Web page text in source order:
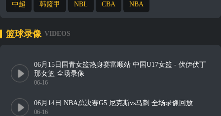
中超 韩篮甲 NBL CBA NBA
篮球录像 VIDEOS
06月15日国青女篮热身赛富顺站 中国U17女篮 - 伏伊伏丁
那女篮 全场录像
06-16
06月14日 NBA总决赛G5 尼克斯vs马刺 全场录像回放
06-16